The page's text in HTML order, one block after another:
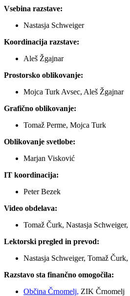
Vsebina razstave:
Nastasja Schweiger
Koordinacija razstave:
Aleš Žgajnar
Prostorsko oblikovanje:
Mojca Turk Avsec, Aleš Žgajnar
Grafično oblikovanje:
Tomaž Perme, Mojca Turk
Oblikovanje svetlobe:
Marjan Visković
IT koordinacija:
Peter Bezek
Video obdelava:
Tomaž Čurk, Nastasja
Lektorski pregled in prevod:
Nastasja Schweiger, Tomaž Čurk,
Razstavo sta finančno omogočila:
Občina Črnomelj, ZIK Črnomelj